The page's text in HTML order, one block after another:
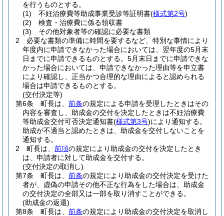
を行うものとする。
(1)
不妊治療費等助成事業受診等証明書(様式第2号)
(2)
検査・治療費に係る領収書
(3)
その他対象者等の確認に必要な書類
2
必要な書類の準備に時間を要するなど、特別な事情により
年度内に申請できなかった場合においては、翌年度の5月末
日までに申請できるものとする。 5月末日までに申請できな
かった場合においては、申請できなかった理由等を申立書
により確認し、正当かつ合理的な理由によると認められる
場合は申請できるものとする。
(交付決定等)
第6条
町長は、 前条の規定による申請を受理したときはその
内容を審査し、助成金の交付を決定したときは不妊治療費
等助成金交付可否決定通知書(様式第3号)により通知する。
助成が不適当と認めたときは、助成金を交付しないことを
通知する。
2
町長は、 前項の規定により助成金の交付を決定したとき
は、申請者に対して助成金を交付する。
(交付決定の取消し)
第7条
町長は、 前条の規定により助成金の交付決定を受けた
者が、虚偽の申請その他不正な行為をした場合は、助成金
の交付決定の全部又は一部を取り消すことができる。
(助成金の返還)
第8条
町長は、 前条の規定により助成金の交付決定を取消し